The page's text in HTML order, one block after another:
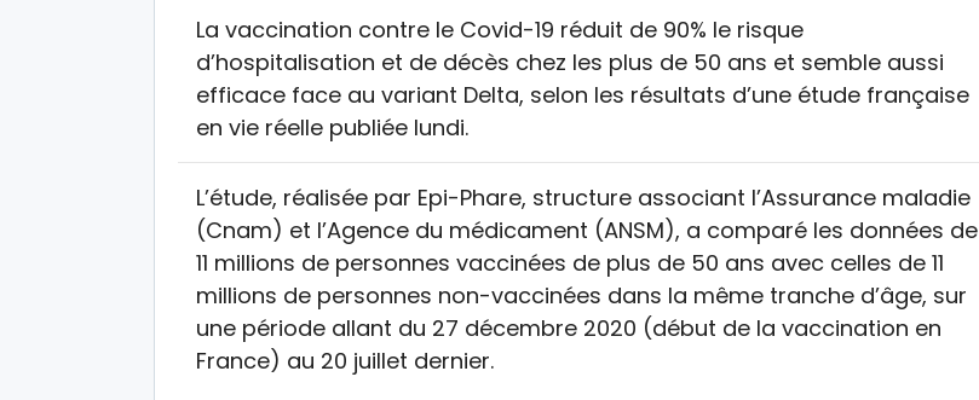
La vaccination contre le Covid-19 réduit de 90% le risque
d’hospitalisation et de décès chez les plus de 50 ans et semble aussi
efficace face au variant Delta, selon les résultats d’une étude française
en vie réelle publiée lundi.
L’étude, réalisée par Epi-Phare, structure associant l’Assurance maladie
(Cnam) et l’Agence du médicament (ANSM), a comparé les données de
11 millions de personnes vaccinées de plus de 50 ans avec celles de 11
millions de personnes non-vaccinées dans la même tranche d’âge, sur
une période allant du 27 décembre 2020 (début de la vaccination en
France) au 20 juillet dernier.